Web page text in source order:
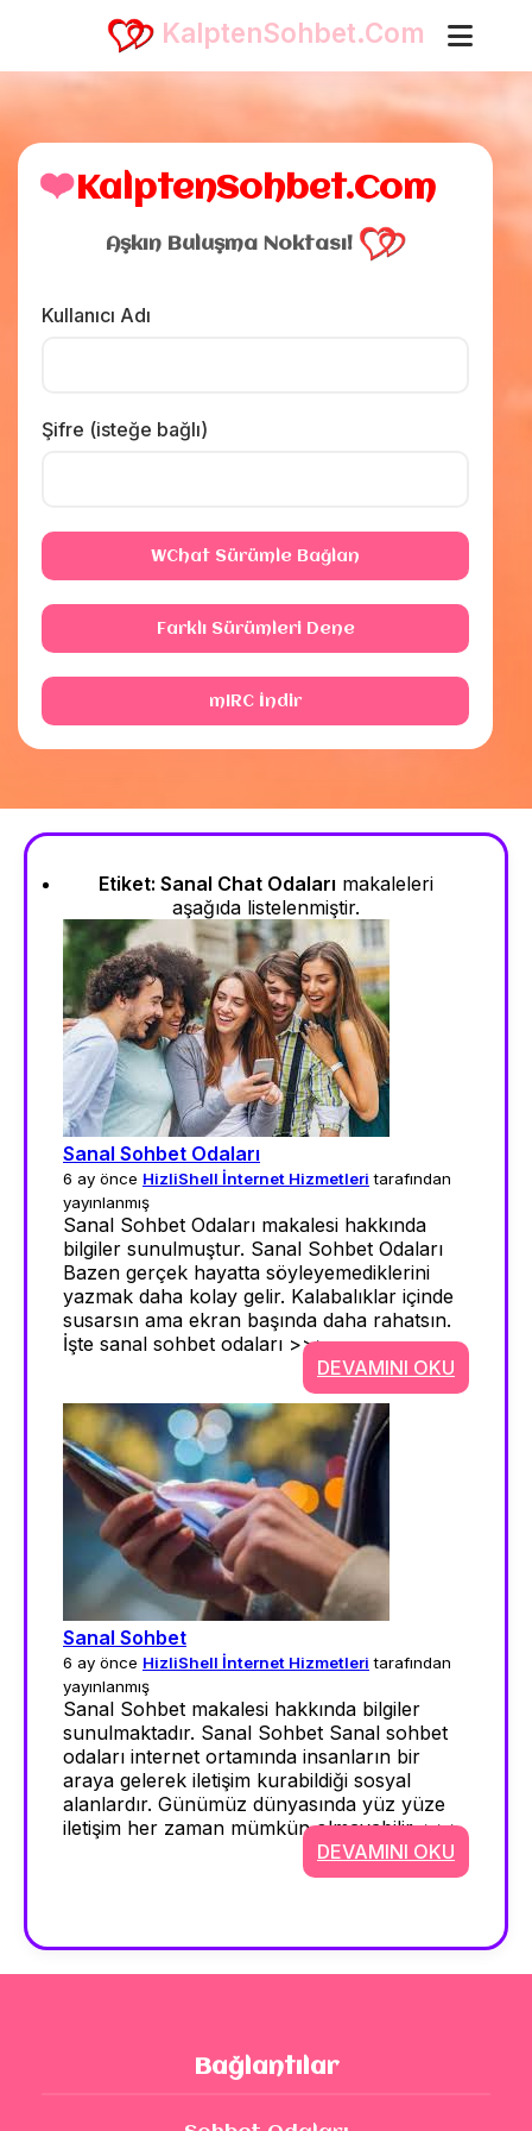
KalptenSohbet.Com
❤️
KalptenSohbet.Com
Aşkın Buluşma Noktası!
Kullanıcı Adı
Şifre (isteğe bağlı)
WChat Sürümle Bağlan
Farklı Sürümleri Dene
mIRC İndir
Etiket: Sanal Chat Odaları makaleleri
aşağıda listelenmiştir.
Sanal Sohbet Odaları
6 ay önce HizliShell İnternet Hizmetleri tarafından
yayınlanmış
Sanal Sohbet Odaları makalesi hakkında
bilgiler sunulmuştur. Sanal Sohbet Odaları
Bazen gerçek hayatta söyleyemediklerini
yazmak daha kolay gelir. Kalabalıklar içinde
susarsın ama ekran başında daha rahatsın.
İşte sanal sohbet odaları >>>
DEVAMINI OKU
Sanal Sohbet
6 ay önce HizliShell İnternet Hizmetleri tarafından
yayınlanmış
Sanal Sohbet makalesi hakkında bilgiler
sunulmaktadır. Sanal Sohbet Sanal sohbet
odaları internet ortamında insanların bir
araya gelerek iletişim kurabildiği sosyal
alanlardır. Günümüz dünyasında yüz yüze
iletişim her zaman mümkün olmayabilir. >>>
DEVAMINI OKU
Bağlantılar